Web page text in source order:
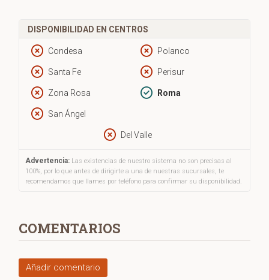
DISPONIBILIDAD EN CENTROS
Condesa Polanco
Santa Fe Perisur
Zona Rosa Roma
San Ángel
Del Valle
Advertencia: Las existencias de nuestro sistema no son precisas al
100%, por lo que antes de dirigirte a una de nuestras sucursales, te
recomendamos que llames por teléfono para confirmar su disponibilidad.
COMENTARIOS
Añadir comentario